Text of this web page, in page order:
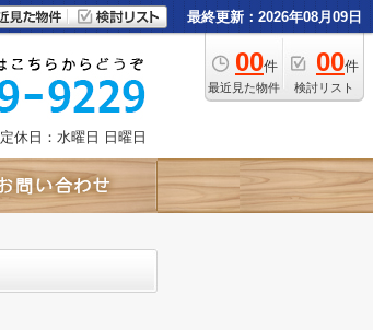
最終更新：2026年08月09日
00件
最近見た物件
00件
検討リスト
定休日：水曜日 日曜日